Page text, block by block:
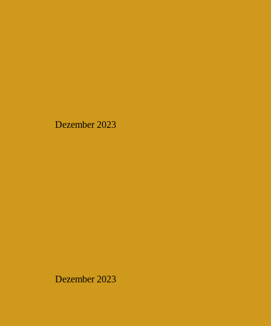
Dezember 2023
Dezember 2023